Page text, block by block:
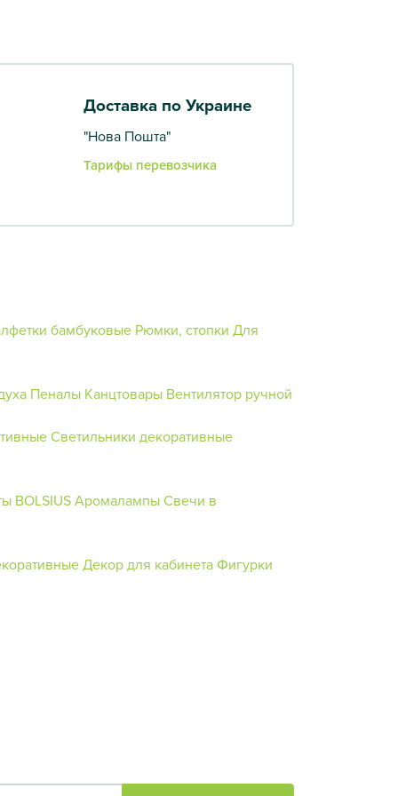
Доставка по Украине
"Нова Пошта"
Тарифы перевозчика
бамбуковые Рюмки, стопки Для
Пеналы Канцтовары Вентилятор ручной
Светильники декоративные
BOLSIUSАромалампыСвечи в
Декор для кабинетаФигурки